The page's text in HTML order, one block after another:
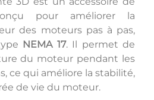
pour améliorer la
des moteurs pas à pas,
NEMA 17. Il permet de
du moteur pendant les
ce qui améliore la stabilité,
de vie du moteur.